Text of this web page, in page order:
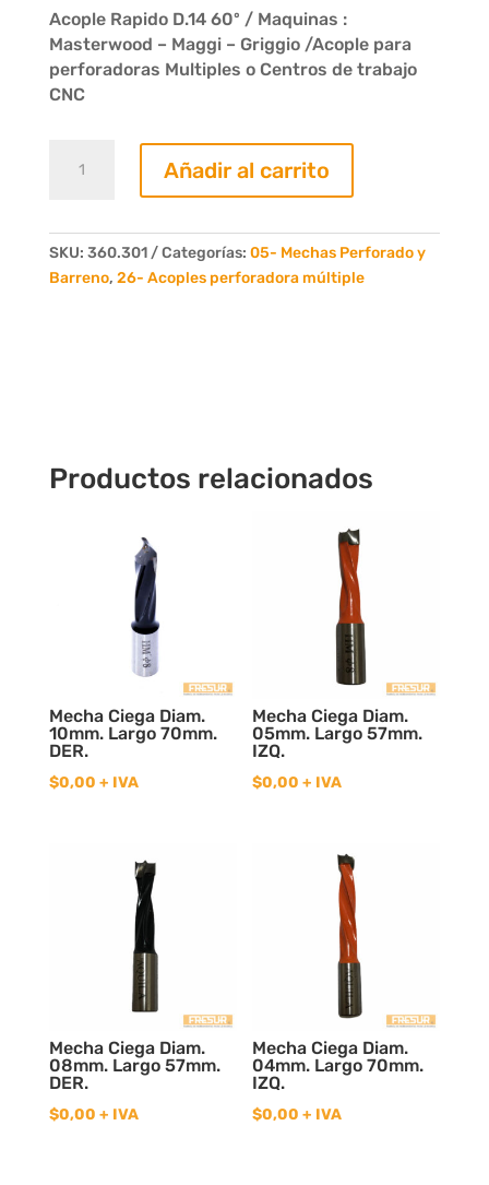
Acople Rapido D.14 60º / Maquinas :
Masterwood – Maggi – Griggio /Acople para
perforadoras Multiples o Centros de trabajo
CNC
Rapido
Maquinas
Masterwood
Añadir al carrito
SKU: 360.301 Categorías: 05- Mechas Perforado y
Barreno, 26- Acoples perforadora múltiple
Productos relacionados
Mecha Ciega Diam.
10mm. Largo 70mm.
DER.
$0,00 + IVA
Mecha Ciega Diam.
05mm. Largo 57mm.
IZQ.
$0,00 + IVA
Mecha Ciega Diam.
08mm. Largo 57mm.
DER.
$0,00 + IVA
Mecha Ciega Diam.
04mm. Largo 70mm.
IZQ.
$0,00 + IVA